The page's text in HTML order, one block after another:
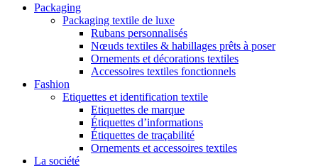
Packaging
Packaging textile de luxe
Rubans personnalisés
Nœuds textiles & habillages prêts à poser
Ornements et décorations textiles
Accessoires textiles fonctionnels
Fashion
Etiquettes et identification textile
Etiquettes de marque
Étiquettes d’informations
Étiquettes de traçabilité
Ornements et accessoires textiles
La société